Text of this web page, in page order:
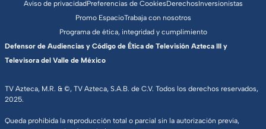
TV Azteca, M.R. & ©, TV Azteca, S.A.B. de C.V. Todos los derechos reservados,
2025.
Queda prohibida la reproducción total o parcial sin la autorización previa,
Aviso de privacidadPreferencias de CookiesDerechosInversionistas
Promo EspacioTrabaja con nosotros
Programa de ética, integridad y cumplimiento
Defensor de Audiencias y Código de Ética de Televisión Azteca III y
Televisora del Valle de México